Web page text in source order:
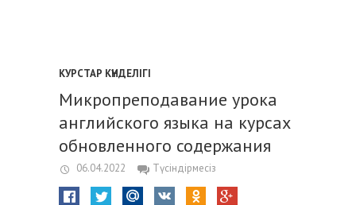
КУРСТАР КҮНДЕЛІГІ
Микропреподавание урока
английского языка на курсах
обновленного содержания
06.04.2022 Түсіндірмесіз